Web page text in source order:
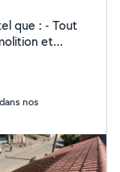
mini pelle
pour
nous vous